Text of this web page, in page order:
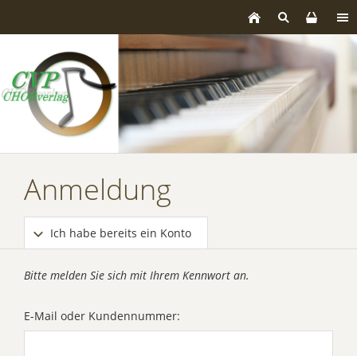
Anmeldung
Ich habe bereits ein Konto
Bitte melden Sie sich mit Ihrem Kennwort an.
E-Mail oder Kundennummer: